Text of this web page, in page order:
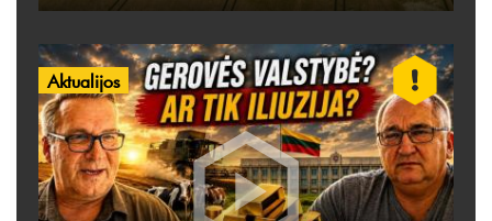
Aktualijos